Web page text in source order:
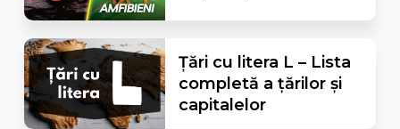
Țări cu litera L – Lista
completă a țărilor și
capitalelor